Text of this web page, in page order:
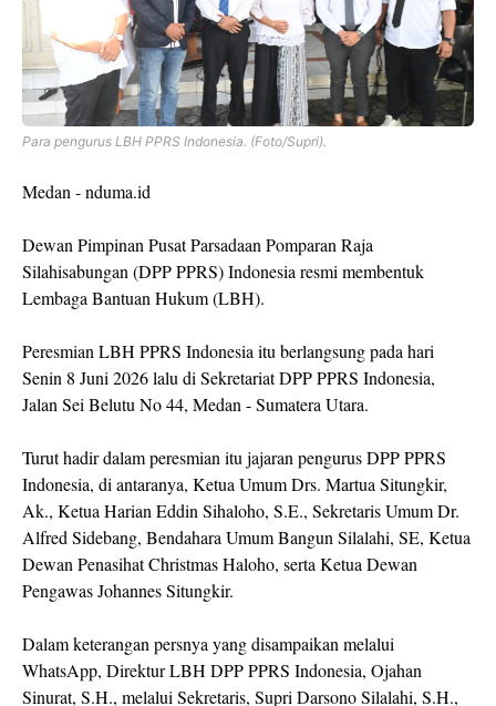
Para pengurus LBH PPRS Indonesia. (Foto/Supri).
Medan - nduma.id
Dewan Pimpinan Pusat Parsadaan Pomparan Raja
Silahisabungan (DPP PPRS) Indonesia resmi membentuk
Lembaga Bantuan Hukum (LBH).
Peresmian LBH PPRS Indonesia itu berlangsung pada hari
Senin 8 Juni 2026 lalu di Sekretariat DPP PPRS Indonesia,
Jalan Sei Belutu No 44, Medan - Sumatera Utara.
Turut hadir dalam peresmian itu jajaran pengurus DPP PPRS
Indonesia, di antaranya, Ketua Umum Drs. Martua Situngkir,
Ak., Ketua Harian Eddin Sihaloho, S.E., Sekretaris Umum Dr.
Alfred Sidebang, Bendahara Umum Bangun Silalahi, SE, Ketua
Dewan Penasihat Christmas Haloho, serta Ketua Dewan
Pengawas Johannes Situngkir.
Dalam keterangan persnya yang disampaikan melalui
WhatsApp, Direktur LBH DPP PPRS Indonesia, Ojahan
Sinurat, S.H., melalui Sekretaris, Supri Darsono Silalahi, S.H.,